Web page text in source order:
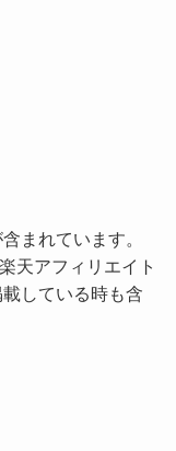
まれています。
天アフィリエイト
している時も含